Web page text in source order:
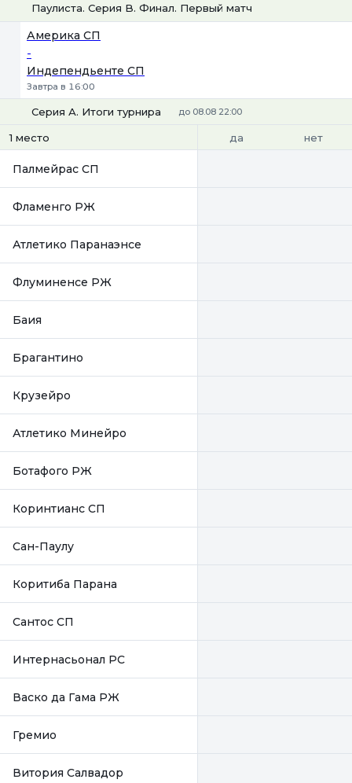
Паулиста. Серия B. Финал. Первый матч
Америка СП
-
Индепендьенте СП
Завтра в 16:00
Серия А. Итоги турнира до 08.08 22:00
1 место да нет
Палмейрас СП
Фламенго РЖ
Атлетико Паранаэнсе
Флуминенсе РЖ
Баия
Брагантино
Крузейро
Атлетико Минейро
Ботафого РЖ
Коринтианс СП
Сан-Паулу
Коритиба Парана
Сантос СП
Интернасьонал РС
Васко да Гама РЖ
Гремио
Витория Салвадор